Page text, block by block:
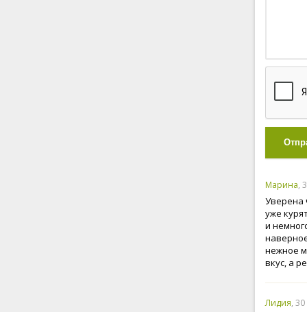
Марина,
Уверена
уже
и
нежное
вкус, а
Лидия,